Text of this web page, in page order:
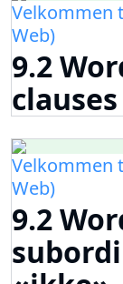
Velkommen
Web)
9.2
clauses
Velkommen
Web)
9.2